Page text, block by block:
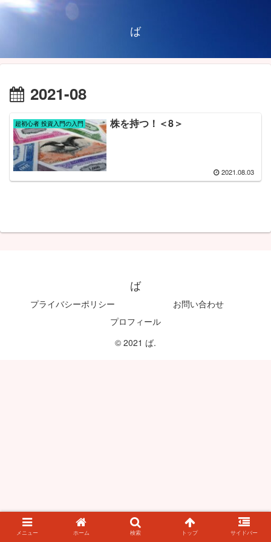
ば
2021-08
超初心者 投資入門の入門 株を持つ！＜8＞
2021.08.03
ば
プライバシーポリシー
お問い合わせ
プロフィール
© 2021 ば.
メニュー ホーム 検索 トップ サイドバー